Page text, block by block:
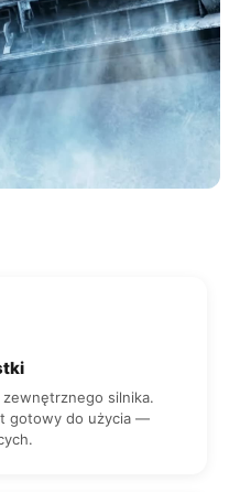
zewnętrznego silnika.
gotowy do użycia —